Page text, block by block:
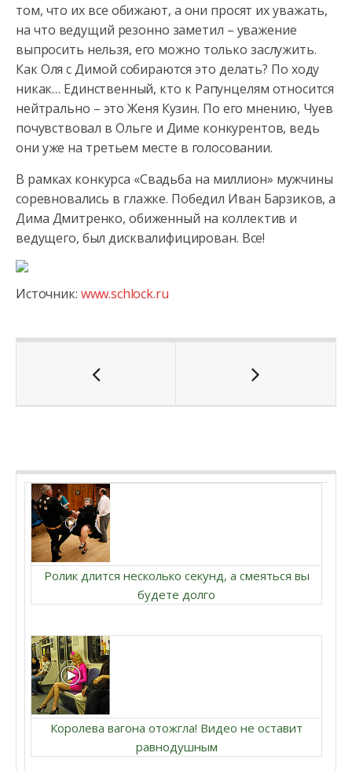
том, что их все обижают, а они просят их уважать,
на что ведущий резонно заметил – уважение
выпросить нельзя, его можно только заслужить.
Как Оля с Димой собираются это делать? По ходу
никак… Единственный, кто к Рапунцелям относится
нейтрально – это Женя Кузин. По его мнению, Чуев
почувствовал в Ольге и Диме конкурентов, ведь
они уже на третьем месте в голосовании.
В рамках конкурса «Свадьба на миллион» мужчины
соревновались в глажке. Победил Иван Барзиков, а
Дима Дмитренко, обиженный на коллектив и
ведущего, был дисквалифицирован. Все!
Источник: www.schlock.ru
Ролик длится несколько секунд, а смеяться вы
будете долго
Королева вагона отожгла! Видео не оставит
равнодушным